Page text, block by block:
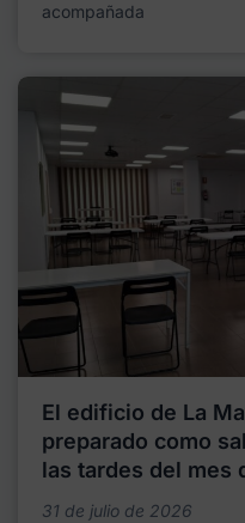
acompañada
El edificio de La
preparado como
las tardes del mes
31 de julio de 2026